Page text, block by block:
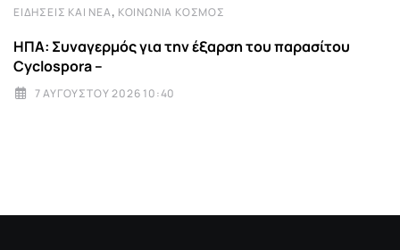
ΕΙΔΉΣΕΙΣ ΚΑΙ ΝΈΑ, ΚΟΙΝΩΝΊΑ ΚΌΣΜΟΣ
ΗΠΑ: Συναγερμός για την έξαρση του παρασίτου
Cyclospora –
7 ΑΥΓΟΎΣΤΟΥ 2026 10:40